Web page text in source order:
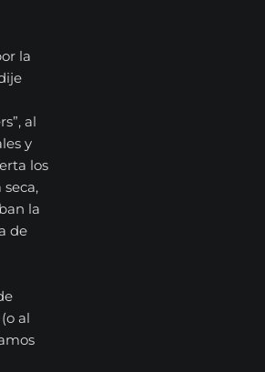
la
al
y
los
la
de
al